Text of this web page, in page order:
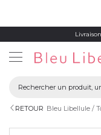
RETOUR Bleu Libellule